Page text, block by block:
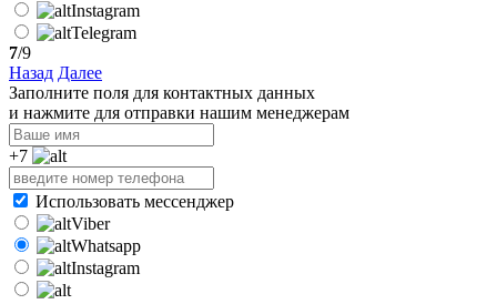
Instagram
Telegram
7/9
Назад Далее
Заполните поля для контактных данных
и нажмите для отправки нашим менеджерам
+7
Использовать мессенджер
Viber
Whatsapp
Instagram